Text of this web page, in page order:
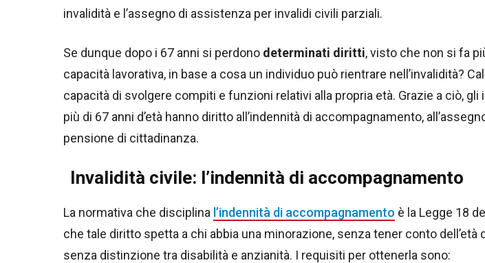
invalidità e l’assegno di assistenza per invalidi civili parziali.
Se dunque dopo i 67 anni si perdono determinati diritti, visto che non si fa
capacità lavorativa, in base a cosa un individuo può rientrare nell’invalidità?
capacità di svolgere compiti e funzioni relativi alla propria età. Grazie a ciò, gli
più di 67 anni d’età hanno diritto all’indennità di accompagnamento,
pensione di cittadinanza.
Invalidità civile: l’indennità di accompagnamento
La normativa che disciplina l’indennità di accompagnamento è la Legge 18
che tale diritto spetta a chi abbia una minorazione, senza tener conto dell’età
senza distinzione tra disabilità e anzianità. I requisiti per ottenerla sono: